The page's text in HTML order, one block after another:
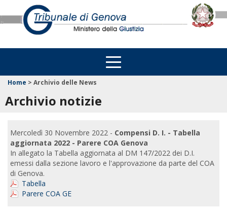
Home > Archivio delle News
Archivio notizie
Mercoledì 30 Novembre 2022 - Compensi D. I. - Tabella
aggiornata 2022 - Parere COA Genova
In allegato la Tabella aggiornata al DM 147/2022 dei D.I.
emessi dalla sezione lavoro e l'approvazione da parte del COA
di Genova.
Tabella
Parere COA GE